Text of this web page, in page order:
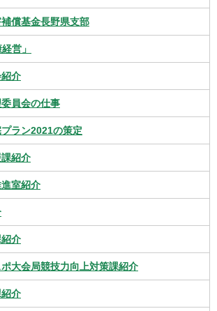
償基金長野県支部
営」
介
員会の仕事
ラン2021の策定
紹介
室紹介
介
大会局競技力向上対策課紹介
介